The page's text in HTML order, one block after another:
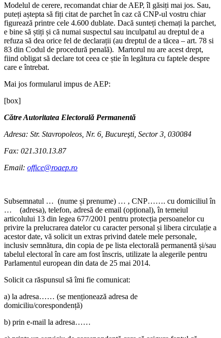
Modelul de cerere, recomandat chiar de AEP, îl găsiți mai jos. Sau,
puteți aștepta să fiți citat de parchet în caz că CNP-ul vostru chiar
figurează printre cele 4.600 dublate. Dacă sunteți chemați la parchet,
e bine să știți și că numai suspectul sau inculpatul au dreptul de a
refuza să dea orice fel de declarații (au dreptul de a tăcea – art. 78 si
83 din Codul de procedură penală). Martorul nu are acest drept,
fiind obligat să declare tot ceea ce știe în legătura cu faptele despre
care e întrebat.
Mai jos formularul impus de AEP:
[box]
Către Autoritatea Electorală Permanentă
Adresa: Str. Stavropoleos, Nr. 6, Bucureşti, Sector 3, 030084
Fax: 021.310.13.87
Email: office@roaep.ro
Subsemnatul … (nume și prenume) … , CNP……. cu domiciliul în
… (adresa), telefon, adresă de email (opțional), în temeiul
articolului 13 din legea 677/2001 pentru protecția persoanelor cu
privire la prelucrarea datelor cu caracter personal și libera circulație a
acestor date, vă solicit un extras privind datele mele personale,
inclusiv semnătura, din copia de pe lista electorală permanentă și/sau
tabelul electoral în care am fost înscris, utilizate la alegerile pentru
Parlamentul european din data de 25 mai 2014.
Solicit ca răspunsul să îmi fie comunicat:
a) la adresa…… (se menționează adresa de
domiciliu/corespondență)
b) prin e-mail la adresa……